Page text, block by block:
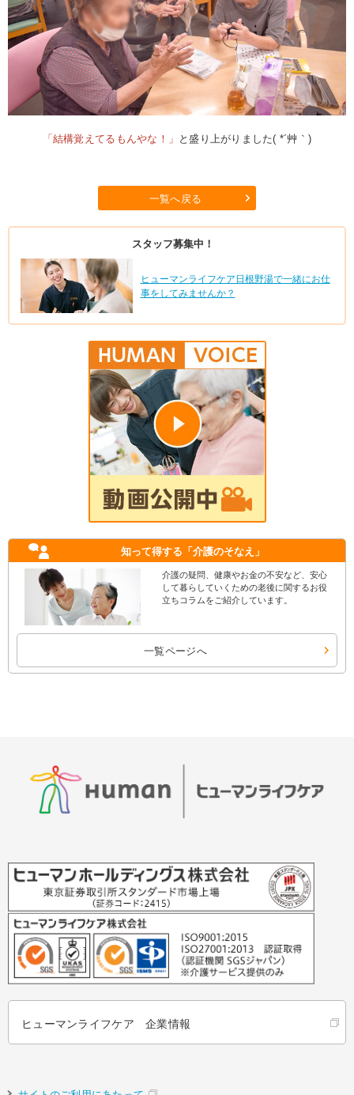
「結構覚えてるもんやな！」 と盛り上がりました( *´艸｀)
一覧へ戻る
スタッフ募集中！
ヒューマンライフケア日根野湯で一緒にお仕
事をしてみませんか？
知って得する 「介護のそなえ」
介護の疑問、健康やお金の不安など、安心
して暮らしていくための老後に関するお役
立ちコラムをご紹介しています。
一覧ページへ
ヒューマンライフケア 企業情報